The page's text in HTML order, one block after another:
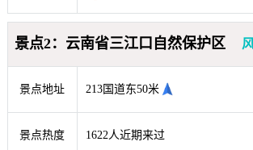
景点2：云南省三江口自然保护区
景点地址 213国道东50米
景点热度 1622人近期来过